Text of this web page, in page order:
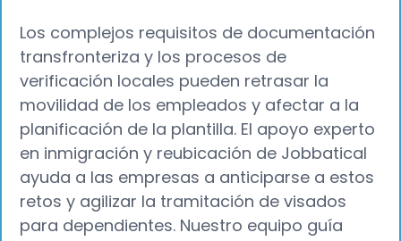
Los complejos requisitos de documentación
transfronteriza y los procesos de
verificación locales pueden retrasar la
movilidad de los empleados y afectar a la
planificación de la plantilla. El apoyo experto
en inmigración y reubicación de Jobbatical
ayuda a las empresas a anticiparse a estos
retos y agilizar la tramitación de visados
para dependientes. Nuestro equipo guía